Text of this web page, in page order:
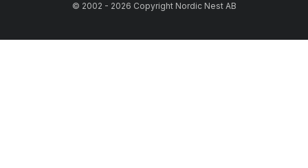
© 2002 - 2026 Copyright Nordic Nest AB